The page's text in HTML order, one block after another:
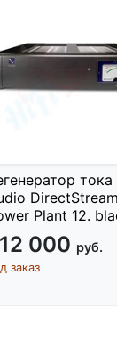
тока
DirectStream
Plant 12.
000 руб.
заказ